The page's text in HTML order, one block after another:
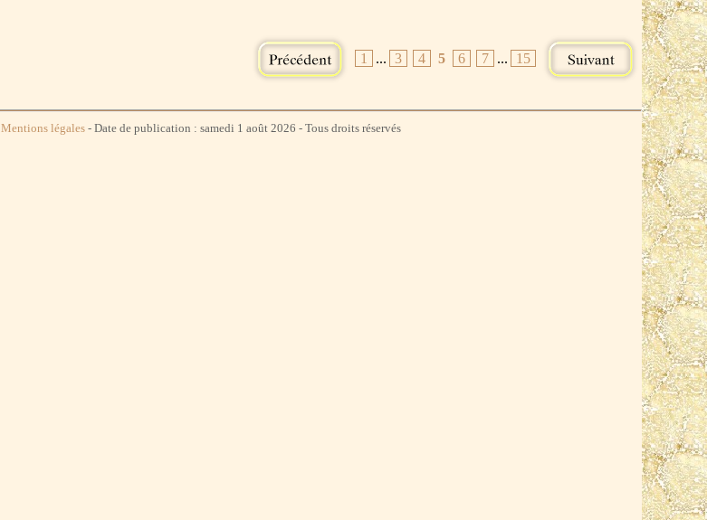
1 ... 3 4 5 6 7 ... 15
Mentions légales - Date de publication : samedi 1 août 2026 - Tous droits réservés